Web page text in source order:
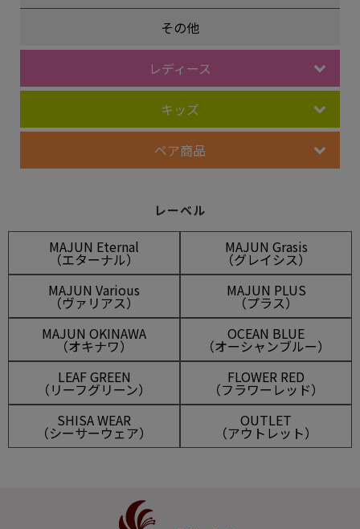
その他
レディース
キッズ
ペア商品
レーベル
MAJUN Eternal
（エターナル）
MAJUN Grasis
（グレイシス）
MAJUN Various
（ヴァリアス）
MAJUN PLUS
（プラス）
MAJUN OKINAWA
（オキナワ）
OCEAN BLUE
（オーシャンブルー）
LEAF GREEN
（リーフグリーン）
FLOWER RED
（フラワーレッド）
SHISA WEAR
（シーサーウェア）
OUTLET
（アウトレット）